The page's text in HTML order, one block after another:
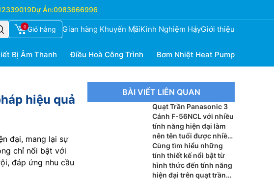
Dự Án:0983666996
0 Giỏ hàng Gian hàng Khuyến MãiKinh Nghiệm HayGiới thiệu
Bị Âm Thanh Điều Hoà Công Trình Bơm Nhiệt Heat Pump
hiệu quả
đại, mang lại sự
chỉ nổi bật với
đáp ứng nhu cầu
BÀI VIẾT LIÊN QUAN
Quạt Trần Panasonic 3
Cánh F-56NCL với nhiều
tính năng hiện đại làm
nên tên tuổi được nhiều
người biết đến
Cùng tìm hiểu những
tính thiết kế nổi bật từ
hình thức đến tính năng
hiện đại trên quạt trần